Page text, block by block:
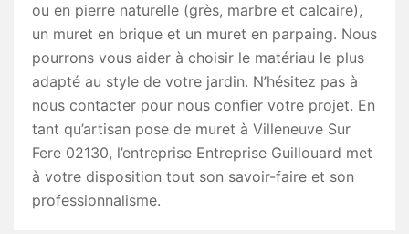
ou en pierre naturelle (grès, marbre et calcaire),
un muret en brique et un muret en parpaing. Nous
pourrons vous aider à choisir le matériau le plus
adapté au style de votre jardin. N’hésitez pas à
nous contacter pour nous confier votre projet. En
tant qu’artisan pose de muret à Villeneuve Sur
Fere 02130, l’entreprise Entreprise Guillouard met
à votre disposition tout son savoir-faire et son
professionnalisme.